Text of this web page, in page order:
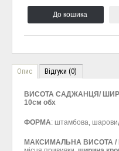
Опис Відгуки (0)
ВИСОТА САДЖАНЦЯ/
10см обх
ФОРМА: штамбова,
МАКСИМАЛЬНА ВИСОТА